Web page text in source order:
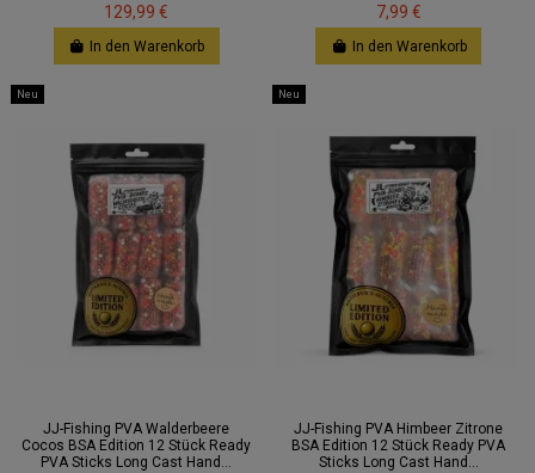
129,99 €
In den Warenkorb
7,99 €
In den Warenkorb
Neu
JJ-Fishing PVA Walderbeere
Cocos BSA Edition 12 Stück Ready
PVA Sticks Long Cast Hand...
Neu
JJ-Fishing PVA Himbeer Zitrone
BSA Edition 12 Stück Ready PVA
Sticks Long Cast Hand...